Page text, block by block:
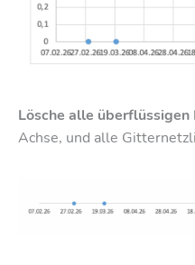
Lösche alle überflüssigen
Achse, und alle